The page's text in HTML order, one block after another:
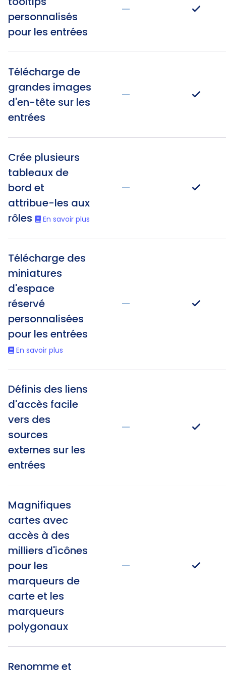
personnalisés
pour les entrées
—
Télécharge de
grandes images
d'en-tête sur les
entrées
—
Crée plusieurs
tableaux de
bord et
attribue-les aux
rôles
En savoir plus
—
Télécharge des
miniatures
d'espace
réservé
personnalisées
pour les entrées
En savoir plus
—
Définis des liens
d'accès facile
vers des
sources
externes sur les
entrées
—
Magnifiques
cartes avec
accès à des
milliers d'icônes
pour les
marqueurs de
carte et les
marqueurs
polygonaux
—
Renomme et